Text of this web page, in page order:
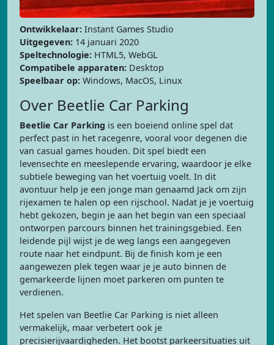
Ontwikkelaar: Instant Games Studio
Uitgegeven: 14 januari 2020
Speltechnologie: HTML5, WebGL
Compatibele apparaten: Desktop
Speelbaar op: Windows, MacOS, Linux
Over Beetlie Car Parking
Beetlie Car Parking is een boeiend online spel dat
perfect past in het racegenre, vooral voor degenen die
van casual games houden. Dit spel biedt een
levensechte en meeslepende ervaring, waardoor je elke
subtiele beweging van het voertuig voelt. In dit
avontuur help je een jonge man genaamd Jack om zijn
rijexamen te halen op een rijschool. Nadat je je voertuig
hebt gekozen, begin je aan het begin van een speciaal
ontworpen parcours binnen het trainingsgebied. Een
leidende pijl wijst je de weg langs een aangegeven
route naar het eindpunt. Bij de finish kom je een
aangewezen plek tegen waar je je auto binnen de
gemarkeerde lijnen moet parkeren om punten te
verdienen.
Het spelen van Beetlie Car Parking is niet alleen
vermakelijk, maar verbetert ook je
precisierijvaardigheden. Het bootst parkeersituaties uit